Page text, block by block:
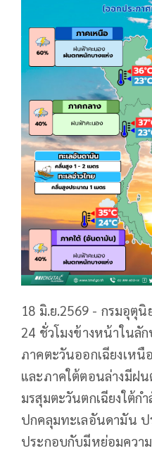
18 มิ.ย.2569 - กรมอุตุ
24 ชั่วโมงข้างหน้าในลั
ภาคตะวันออกเฉียงเห
และภาคใต้ตอนล่างมีฝ
มรสุมตะวันตกเฉียงใต้ก
ปกคลุมทะเลอันดามัน ป
ประกอบกับมีหย่อมควา